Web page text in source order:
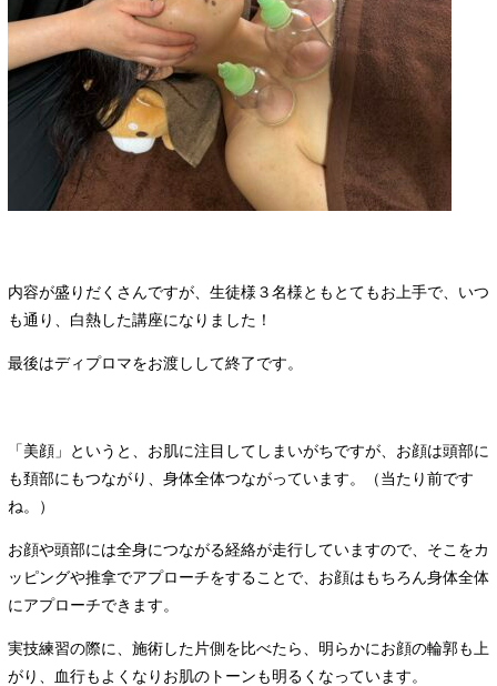
内容が盛りだくさんですが、生徒様３名様ともとてもお上手で、いつ
も通り、白熱した講座になりました！
最後はディプロマをお渡しして終了です。
「美顔」というと、お肌に注目してしまいがちですが、お顔は頭部に
も頚部にもつながり、身体全体つながっています。（当たり前です
ね。）
お顔や頭部には全身につながる経絡が走行していますので、そこをカ
ッピングや推拿でアプローチをすることで、お顔はもちろん身体全体
にアプローチできます。
実技練習の際に、施術した片側を比べたら、明らかにお顔の輪郭も上
がり、血行もよくなりお肌のトーンも明るくなっています。